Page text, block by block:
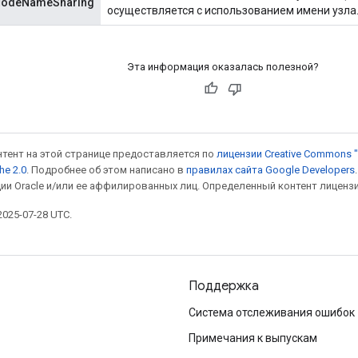
осуществляется с использованием имени узла.
Эта информация оказалась полезной?
на этой странице предоставляется по лицензии Creative
2.0 . Подробнее об этом написано в правилах сайта Google Developers
Oracle и/или ее аффилированных лиц. Определенный контент
07-28 UTC.
Поддержка
Система отслеживания ошибок
Примечания к выпускам